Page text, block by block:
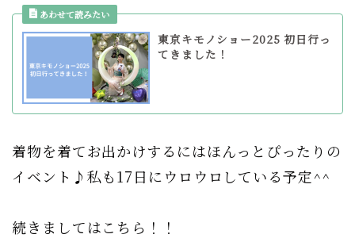
東京キモノショー2025 初日行っ
てきました！
着物を着てお出かけするにはほんっとぴったりの
イベント♪私も17日にウロウロしている予定^^
続きましてはこちら！！